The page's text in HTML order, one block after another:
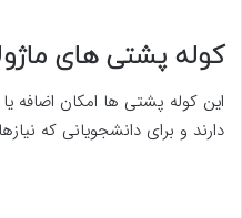
کوله پشتی های
این کوله پشتی ها امکان اضافه
دارند و برای دانشجویانی که